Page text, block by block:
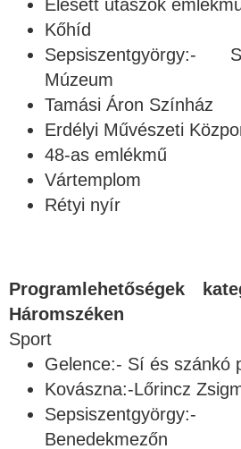
Elesett utászok
Kőhíd
Sepsiszentgyörgy:-
Múzeum
Tamási Áron Színház
Erdélyi Művészeti
48-as emlékmű
Vártemplom
Rétyi nyír
Programlehetőségek
Háromszéken
Sport
Gelence:- Sí és szánkó
Kovászna:-Lőrincz
Benedekmezőn